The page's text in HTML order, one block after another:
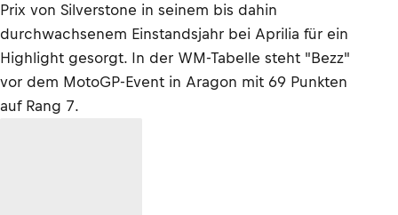
Prix von Silverstone in seinem bis dahin
durchwachsenem Einstandsjahr bei Aprilia für ein
Highlight gesorgt. In der WM-Tabelle steht "Bezz"
vor dem MotoGP-Event in Aragon mit 69 Punkten
auf Rang 7.